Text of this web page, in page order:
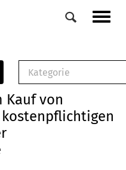
Kategorie
Musterbrief (RTF)
E-Broschüre
Kauf von